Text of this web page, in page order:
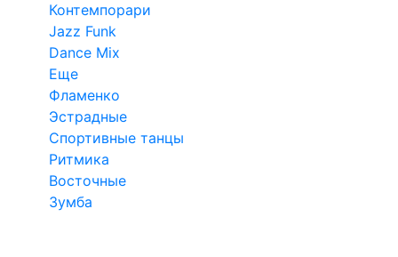
Контемпорари
Jazz Funk
Dance Mix
Еще
Фламенко
Эстрадные
Спортивные танцы
Ритмика
Восточные
Зумба